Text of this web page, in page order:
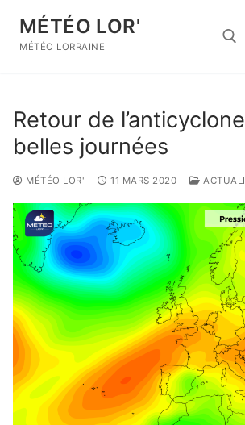
contenu
MÉTÉO LOR'
MÉTÉO LORRAINE
Retour de
belles journées
MÉTÉO LOR' 11 MARS 2020